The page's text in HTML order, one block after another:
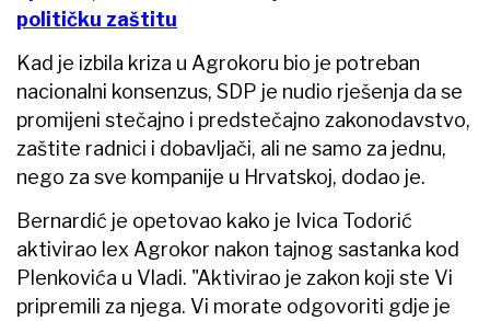
političku zaštitu
Kad je izbila kriza u Agrokoru bio je potreban
nacionalni konsenzus, SDP je nudio rješenja da se
promijeni stečajno i predstečajno zakonodavstvo,
zaštite radnici i dobavljači, ali ne samo za jednu,
nego za sve kompanije u Hrvatskoj, dodao je.
Bernardić je opetovao kako je Ivica Todorić
aktivirao lex Agrokor nakon tajnog sastanka kod
Plenkovića u Vladi. "Aktivirao je zakon koji ste Vi
pripremili za njega. Vi morate odgovoriti gdje je